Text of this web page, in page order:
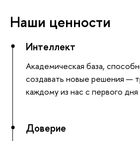
Наши ценности
Интеллект
Академическая база,
создавать новые решения —
каждому из нас с первого
Доверие